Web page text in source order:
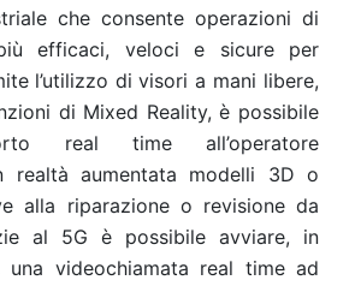
che consente operazioni di
efficaci, veloci e sicure per
l’utilizzo di visori a mani libere,
di Mixed Reality, è possibile
real time all’operatore
realtà aumentata modelli 3D o
alla riparazione o revisione da
al 5G è possibile avviare, in
una videochiamata real time ad